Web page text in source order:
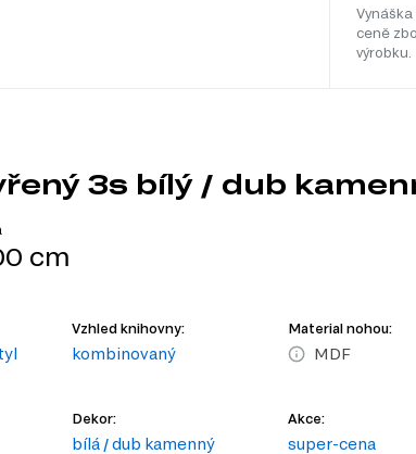
ceně
výrobku.
3s bílý / dub
cm
Vzhled knihovny:
kombinovaný
Material nohou:
MDF
Dekor:
bílá / dub kamenný
Akce:
super-cena